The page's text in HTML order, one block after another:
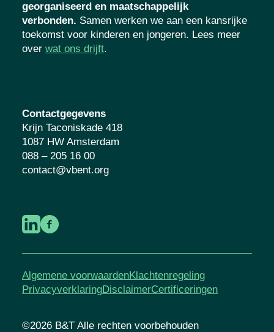
georganiseerd en maatschappelijk
verbonden. Samen werken we aan een kansrijke
toekomst voor kinderen en jongeren. Lees meer
over wat ons drijft.
Contactgegevens
Krijn Taconiskade 418
1087 HW Amsterdam
088 – 205 16 00
contact@vbent.org
Algemene voorwaardenKlachtenregeling
PrivacyverklaringDisclaimerCertificeringen
©2026 B&T Alle rechten voorbehouden